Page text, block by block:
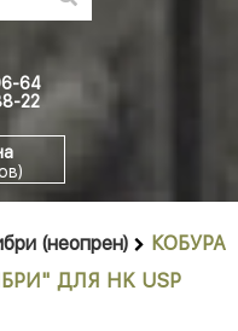
64
22
(неопрен)
КОБУРА
ДЛЯ HK USP